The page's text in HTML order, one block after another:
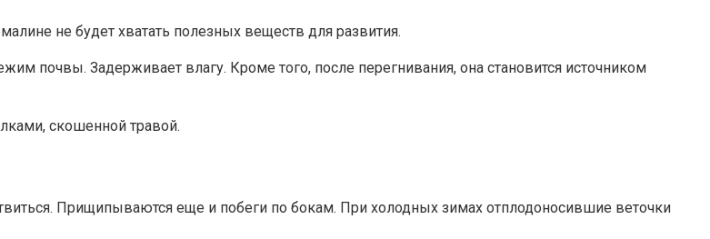
не будет хватать полезных веществ для развития.
почвы. Задерживает влагу. Кроме того, после перегнивания, она становится источником
скошенной травой.
Прищипываются еще и побеги по бокам. При холодных зимах отплодоносившие веточки